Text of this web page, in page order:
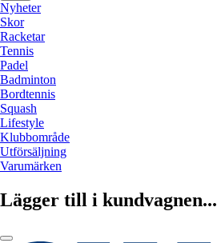
Nyheter
Skor
Racketar
Tennis
Padel
Badminton
Bordtennis
Squash
Lifestyle
Klubbområde
Utförsäljning
Varumärken
Lägger till i kundvagnen...